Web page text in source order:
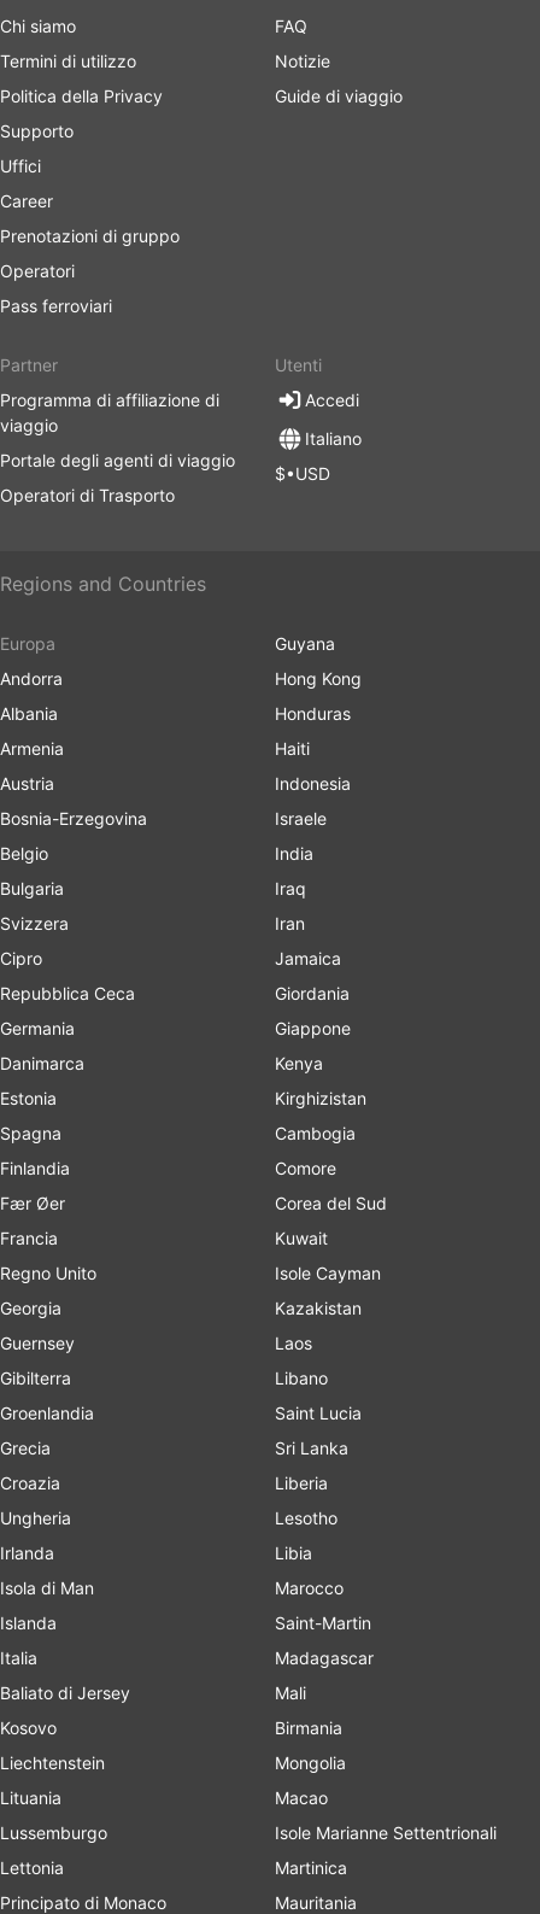
Chi siamo
Termini di utilizzo
Politica della Privacy
Supporto
Uffici
Career
Prenotazioni di gruppo
Operatori
Pass ferroviari
FAQ
Notizie
Guide di viaggio
Partner
Programma di affiliazione di
viaggio
Portale degli agenti di viaggio
Operatori di Trasporto
Utenti
Accedi
Italiano
$•USD
Regions and Countries
Europa
Andorra
Albania
Armenia
Austria
Bosnia-Erzegovina
Belgio
Bulgaria
Svizzera
Cipro
Repubblica Ceca
Germania
Danimarca
Estonia
Spagna
Finlandia
Fær Øer
Francia
Regno Unito
Georgia
Guernsey
Gibilterra
Groenlandia
Grecia
Croazia
Ungheria
Irlanda
Isola di Man
Islanda
Italia
Baliato di Jersey
Kosovo
Liechtenstein
Lituania
Lussemburgo
Lettonia
Principato di Monaco
Guyana
Hong Kong
Honduras
Haiti
Indonesia
Israele
India
Iraq
Iran
Jamaica
Giordania
Giappone
Kenya
Kirghizistan
Cambogia
Comore
Corea del Sud
Kuwait
Isole Cayman
Kazakistan
Laos
Libano
Saint Lucia
Sri Lanka
Liberia
Lesotho
Libia
Marocco
Saint-Martin
Madagascar
Mali
Birmania
Mongolia
Macao
Isole Marianne Settentrionali
Martinica
Mauritania